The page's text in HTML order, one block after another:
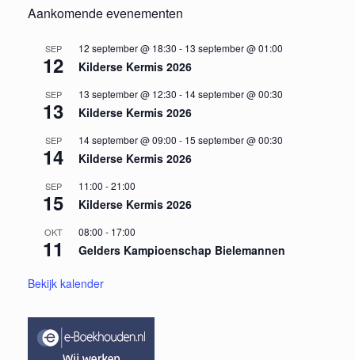
Aankomende evenementen
SEP
12
12 september @ 18:30 - 13 september @ 01:00
Kilderse Kermis 2026
SEP
13
13 september @ 12:30 - 14 september @ 00:30
Kilderse Kermis 2026
SEP
14
14 september @ 09:00 - 15 september @ 00:30
Kilderse Kermis 2026
SEP
15
11:00 -21:00
Kilderse Kermis 2026
OKT
11
08:00 - 17:00
Gelders Kampioenschap Bielemannen
Bekijk kalender